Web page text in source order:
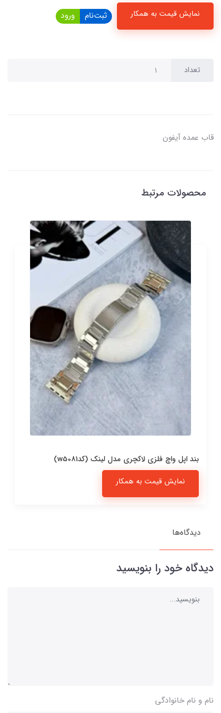
نمایش قیمت به همکار ثبت‌نام ورود
تعداد
قاب عمده آیفون
محصولات مرتبط
بند اپل واچ فلزی لاکچری مدل لینک (کدw5081)
نمایش قیمت به همکار
دیدگاه‌ها
دیدگاه خود را بنویسید
نام و نام خانوادگی